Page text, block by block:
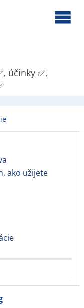
účinky ✅,
ako užijete